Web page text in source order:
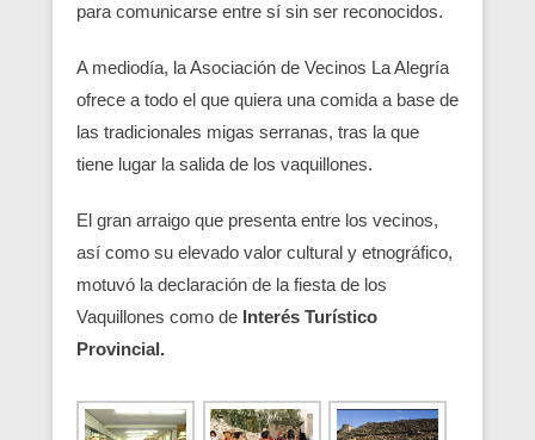
para comunicarse entre sí sin ser reconocidos.
A mediodía, la Asociación de Vecinos La Alegría
ofrece a todo el que quiera una comida a base de
las tradicionales migas serranas, tras la que
tiene lugar la salida de los vaquillones.
El gran arraigo que presenta entre los vecinos,
así como su elevado valor cultural y etnográfico,
motuvó la declaración de la fiesta de los
Vaquillones como de Interés Turístico
Provincial.